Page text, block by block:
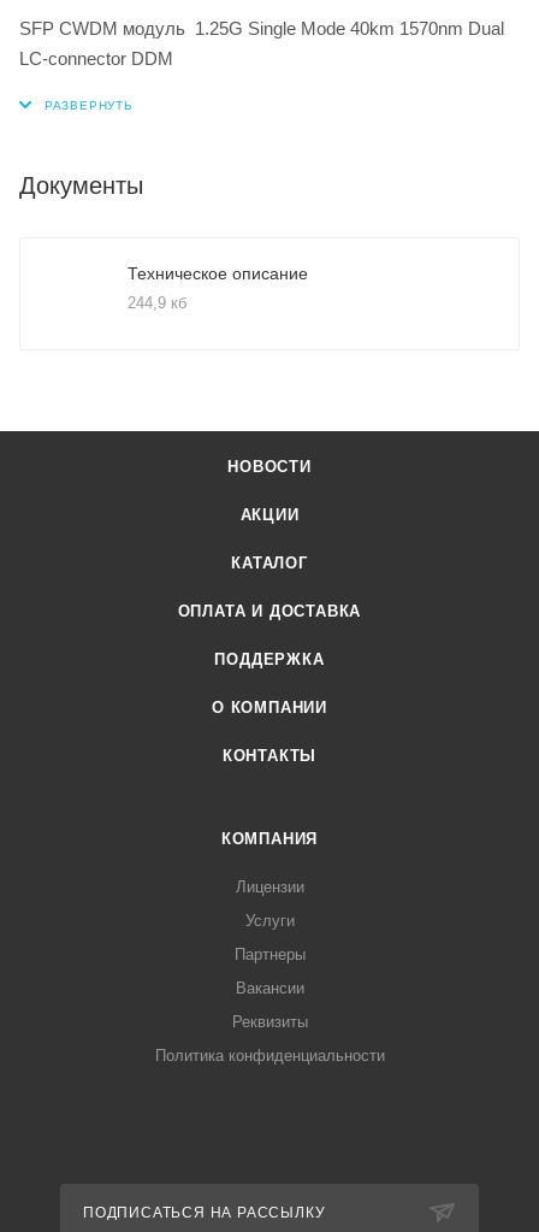
SFP CWDM модуль 1.25G Single Mode 40km 1570nm Dual
LC-connector DDM
Документы
Техническое описание
244,9 кб
НОВОСТИ
АКЦИИ
КАТАЛОГ
ОПЛАТА И ДОСТАВКА
ПОДДЕРЖКА
О КОМПАНИИ
КОНТАКТЫ
КОМПАНИЯ
Лицензии
Услуги
Партнеры
Вакансии
Реквизиты
Политика конфиденциальности
ПОДПИСАТЬСЯ НА РАССЫЛКУ